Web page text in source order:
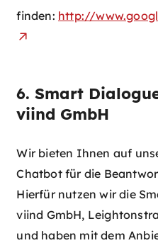
finden: http://
6. Smart
viind GmbH
Wir bieten Ihnen auf
Chatbot für die
Hierfür nutzen wir die
viind GmbH,
und haben mit dem